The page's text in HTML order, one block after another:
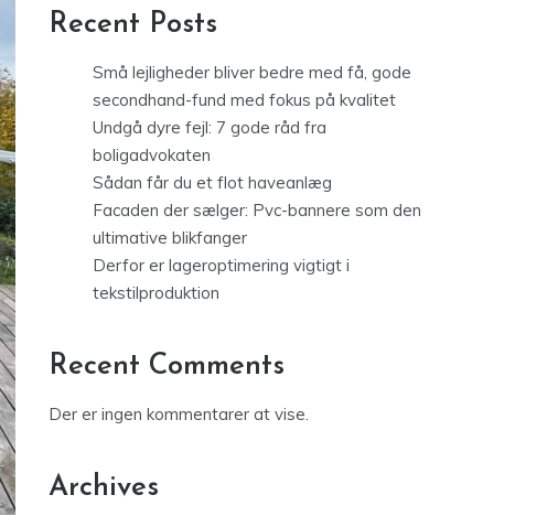
Recent Posts
Små lejligheder bliver bedre med få, gode
secondhand-fund med fokus på kvalitet
Undgå dyre fejl: 7 gode råd fra
boligadvokaten
Sådan får du et flot haveanlæg
Facaden der sælger: Pvc-bannere som den
ultimative blikfanger
Derfor er lageroptimering vigtigt i
tekstilproduktion
Recent Comments
Der er ingen kommentarer at vise.
Archives